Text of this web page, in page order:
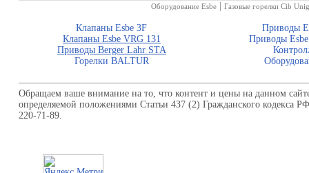
Оборудование Esbe Газовые горелки Cib
Клапаны Esbe 3F
Приводы
Клапаны Esbe VRG 131
Приводы
Приводы Berger Lahr STA
Горелки BALTUR
Обращаем ваше внимание на то, что контент и цены на данном
определяемой положениями Статьи 437 (2) Гражданского кодекса
220-71-89.